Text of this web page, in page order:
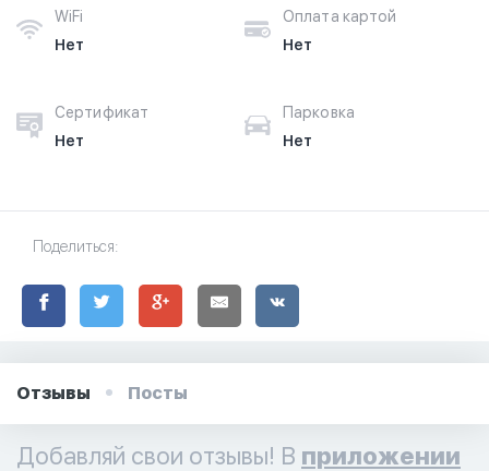
WiFi
Нет
Оплата картой
Нет
Сертификат
Нет
Парковка
Нет
Поделиться:
Отзывы Посты
Добавляй свои отзывы! В приложении